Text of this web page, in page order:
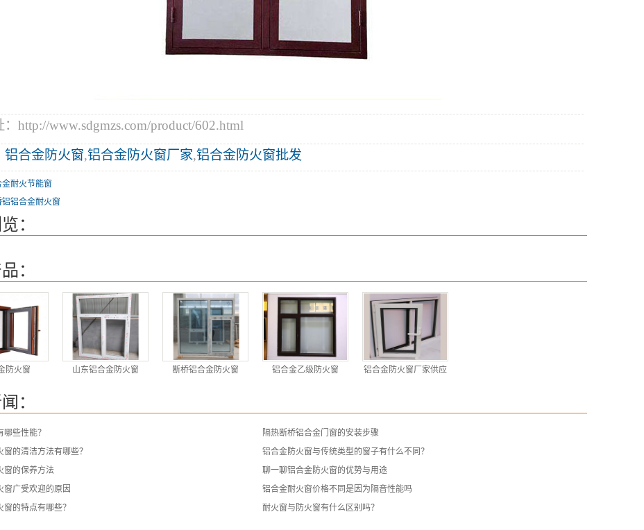
http://www.sdgmzs.com/product/602.html
铝合金防火窗,铝合金防火窗厂家,铝合金防火窗批发
金耐火节能窗
铝铝合金耐火窗
：
：
防火窗 山东铝合金防火窗 断桥铝合金防火窗 铝合金乙级防火窗 铝合金防火窗厂家供应
：
哪些性能？
隔热断桥铝合金门窗的安装步骤
窗的清洁方法有哪些？
铝合金防火窗与传统类型的窗子有什么不同？
窗的保养方法
聊一聊铝合金防火窗的优势与用途
窗广受欢迎的原因
铝合金耐火窗价格不同是因为隔音性能吗
窗的特点有哪些？
耐火窗与防火窗有什么区别吗？